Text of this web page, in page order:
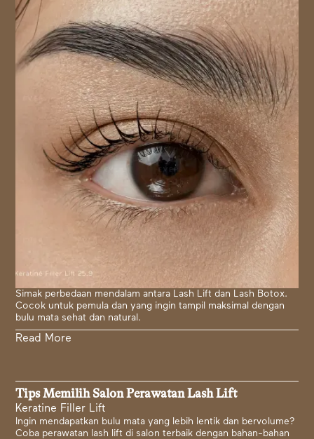
Simak perbedaan mendalam antara Lash Lift dan Lash Botox.
Cocok untuk pemula dan yang ingin tampil maksimal dengan
bulu mata sehat dan natural.
Read More
Tips Memilih Salon Perawatan Lash Lift
Keratine Filler Lift
Ingin mendapatkan bulu mata yang lebih lentik dan bervolume?
Coba perawatan lash lift di salon terbaik dengan bahan-bahan